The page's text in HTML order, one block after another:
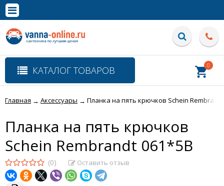
Полная версия сайта
КАТАЛОГ ТОВАРОВ 0
Главная → Аксессуары → Планка на пять крючков Schein
Планка на пять крючков
Schein Rembrandt 061*5B
(0) Оставить отзыв